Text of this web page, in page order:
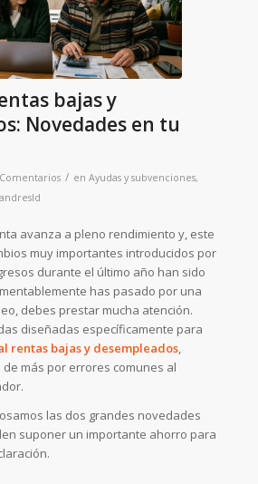
bajas y
Novedades en tu
/ en Ayudas y subvenciones,
andresld
avanza a pleno rendimiento y, este
muy importantes introducidos por
durante el último año han sido
has pasado por una
debes prestar mucha atención.
diseñadas específicamente para
rentas bajas y desempleados,
más por errores comunes al
las dos grandes novedades
suponer un importante ahorro para